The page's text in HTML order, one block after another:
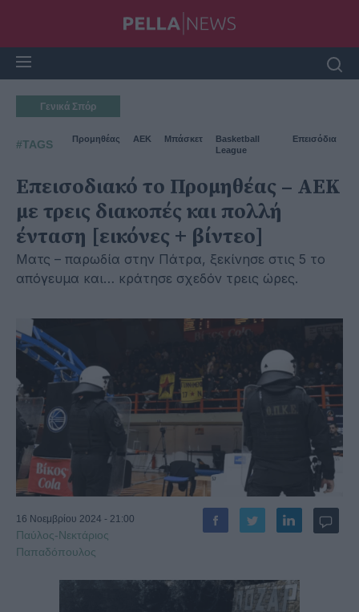
Γενικά Σπόρ
#TAGS Προμηθέας ΑΕΚ Μπάσκετ
Basketball
League
Επεισόδια
Επεισοδιακό το Προμηθέας – ΑΕΚ
με τρεις διακοπές και πολλή
ένταση [εικόνες + βίντεο]
Ματς – παρωδία στην Πάτρα, ξεκίνησε στις 5 το
απόγευμα και… κράτησε σχεδόν τρεις ώρες.
16 Νοεμβρίου 2024 - 21:00
Παύλος-Νεκτάριος
Παπαδόπουλος